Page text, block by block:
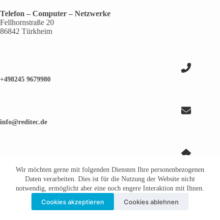
Wir möchten gerne mit folgenden Diensten Ihre personenbezogenen
Daten verarbeiten. Dies ist für die Nutzung der Website nicht
notwendig, ermöglicht aber eine noch engere Interaktion mit Ihnen.
Cookies akzeptieren Cookies ablehnen
Telefon – Computer – Netzwerke
Fellhornstraße 20
86842 Türkheim
+498245 9679980
info@reditec.de
© Website-Concept 2026 byORGANIX Internetagentur
Datenschutzerklärung Impressum
Kontakt